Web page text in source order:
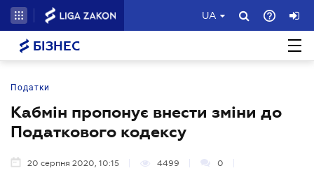
UA
БІЗНЕС
Податки
Кабмін пропонує внести зміни до
Податкового кодексу
20 серпня 2020, 10:15 4499 0